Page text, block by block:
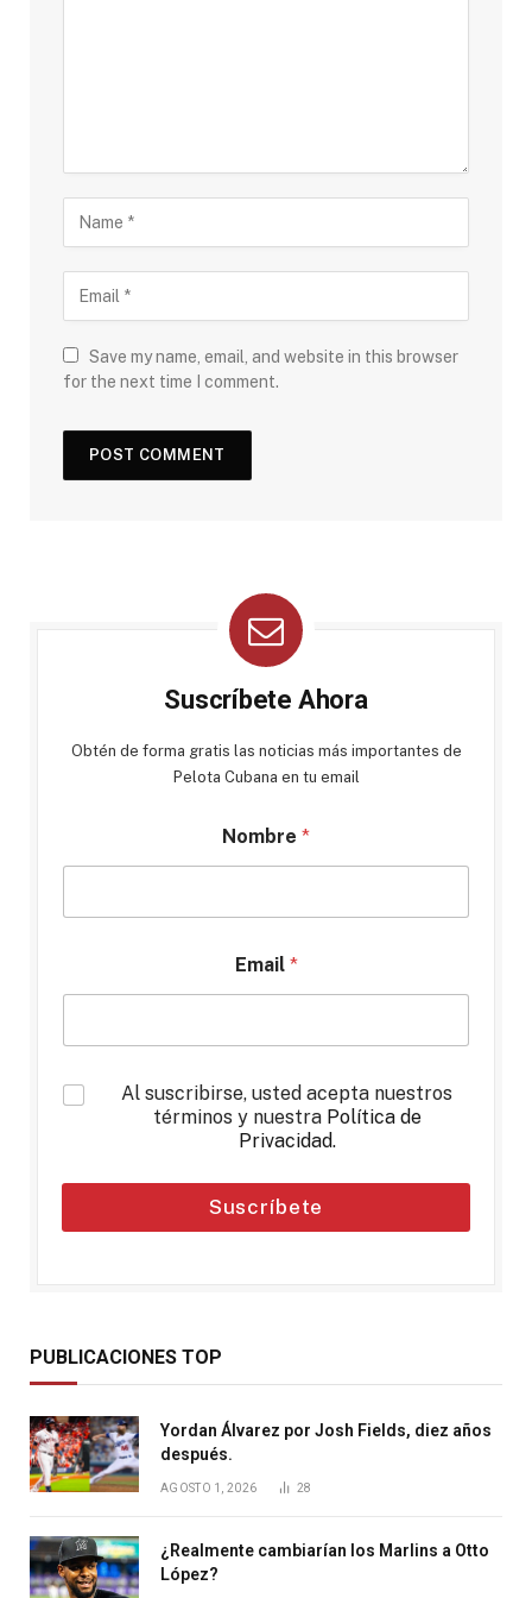
Save my name, email, and website in this browser
for the next time I comment.
Suscríbete Ahora
Obtén de forma gratis las noticias más importantes de
Pelota Cubana en tu email
Nombre *
Email *
*
Al suscribirse, usted acepta nuestros
términos y nuestra Política de
Privacidad.
Suscríbete
PUBLICACIONES TOP
Yordan Álvarez por Josh Fields, diez años
después.
AGOSTO 1, 2026 28
¿Realmente cambiarían los Marlins a Otto
López?